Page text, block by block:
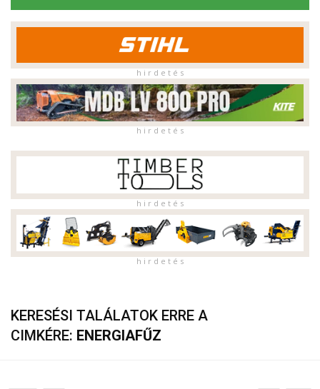
h i r d e t é s
h i r d e t é s
h i r d e t é s
h i r d e t é s
KERESÉSI TALÁLATOK ERRE A
CIMKÉRE: ENERGIAFŰZ